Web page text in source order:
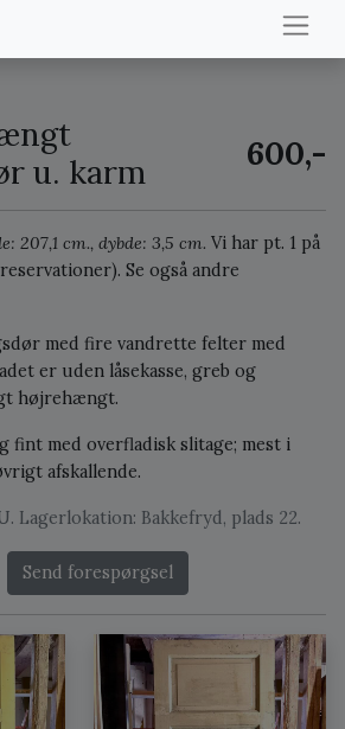
u. karm
600,-
207,1 cm., dybde: 3,5 cm. Vi har pt. 1 på
Se også andre
med fire vandrette felter med
er uden låsekasse, greb og
højrehængt.
med overfladisk slitage; mest i
afskallende.
Lagerlokation: Bakkefryd, plads 22.
Send forespørgsel